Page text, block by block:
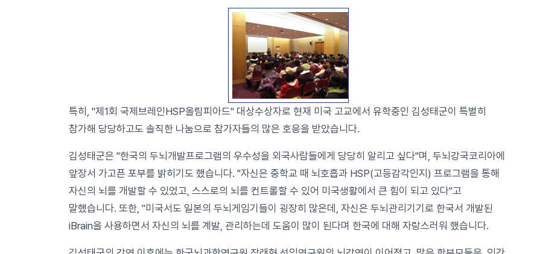
특히, "제1회 국제브레인HSP올림피아드" 대상수상자로 현재 미국 고교에서 유학중인 김성태군이 특별히
참가해 당당하고도 솔직한 나눔으로 참가자들의 많은 호응을 받았습니다.
김성태군은 "한국의 두뇌개발프로그램의 우수성을 외국사람들에게 당당히 알리고 싶다"며, 두뇌강국코리아에
앞장서 가고픈 포부를 밝히기도 했습니다. "자신은 중학교 때 뇌호흡과 HSP(고등감각인지) 프로그램을 통해
자신의 뇌를 개발할 수 있었고, 스스로의 뇌를 컨트롤할 수 있어 미국생활에서 큰 힘이 되고 있다"고
말했습니다. 또한, "미국서도 일본의 두뇌게임기들이 굉장히 많은데, 자신은 두뇌관리기기로 한국서 개발된
iBrain을 사용하면서 자신의 뇌를 계발, 관리하는데 도움이 많이 된다며 한국에 대해 자랑스러워 했습니다.